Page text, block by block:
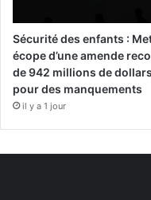
Sécurité des enfants :
écope d’une amende
de 942 millions de dollars
pour des manquements
il y a 1 jour